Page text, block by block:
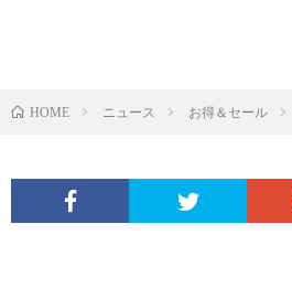
HOME ニュース お得＆セール